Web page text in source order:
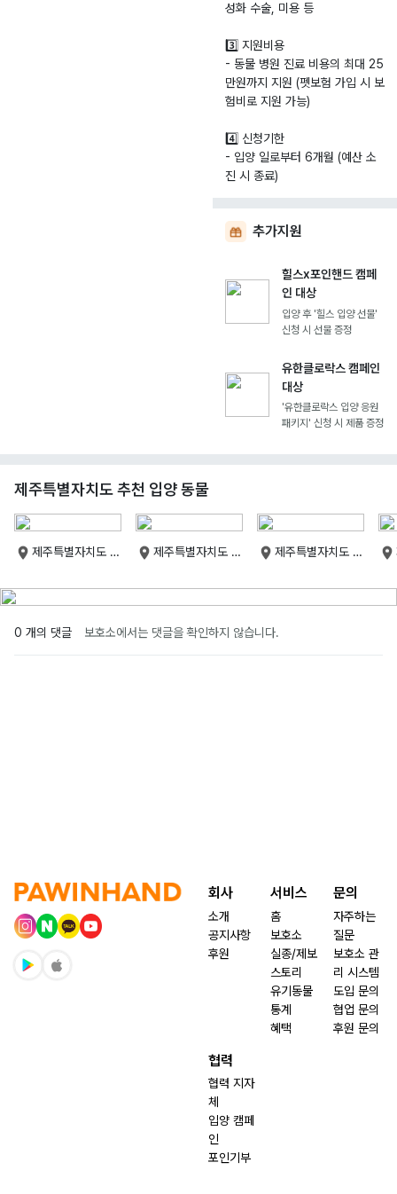
성화 수술, 미용 등
3️⃣ 지원비용
- 동물 병원 진료 비용의 최대 25
만원까지 지원 (펫보험 가입 시 보
험비로 지원 가능)
4️⃣ 신청기한
- 입양 일로부터 6개월 (예산 소
진 시 종료)
추가지원
힐스x포인핸드 캠페
인 대상
입양 후 '힐스 입양 선물'
신청 시 선물 증정
유한클로락스 캠페인
대상
'유한클로락스 입양 응원
패키지' 신청 시 제품 증정
제주특별자치도 추천 입양 동물
제주특별자치도 제
제주특별자치도 제
제주특별자치도 제
0 개의 댓글 보호소에서는 댓글을 확인하지 않습니다.
회사
소개
공지사항
후원
서비스
홈
보호소
실종/제보
스토리
유기동물
통계
혜택
문의
자주하는
질문
보호소 관
리 시스템
도입 문의
협업 문의
후원 문의
협력
협력 지자
체
입양 캠페
인
포인기부